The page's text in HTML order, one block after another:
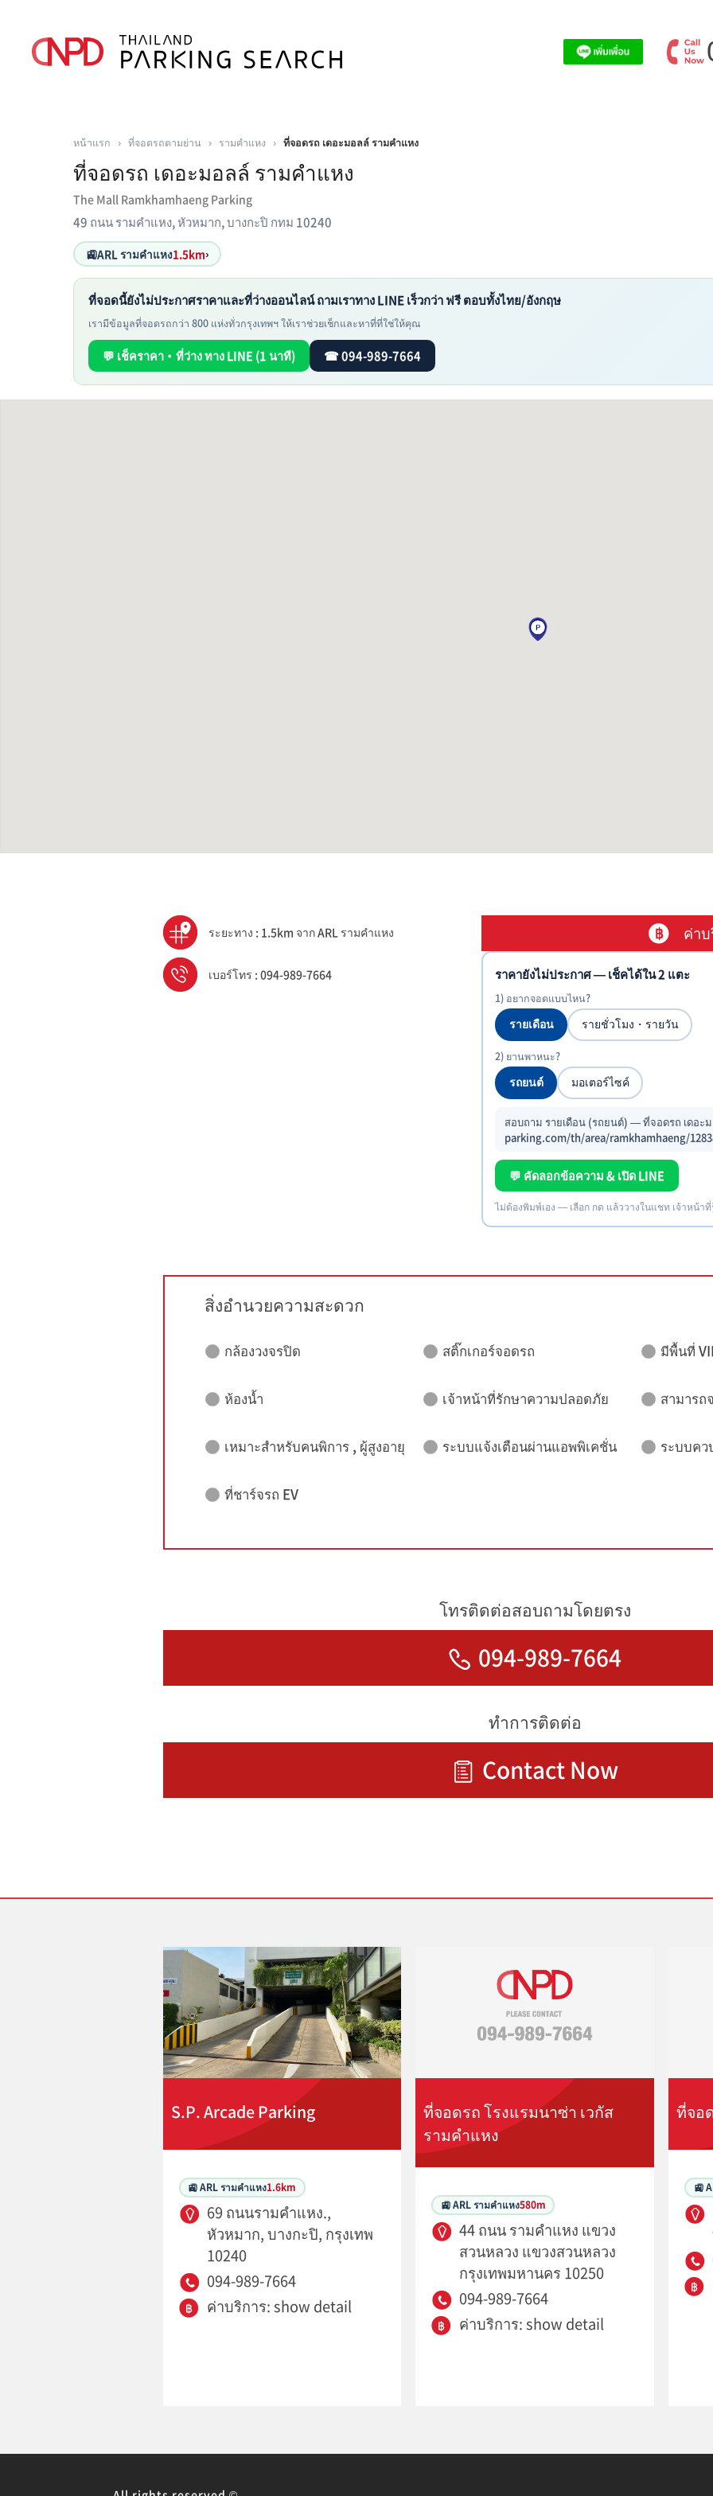
หน้าแรก › ที่จอดรถตามย่าน › รามคำแหง › ที่จอดรถ เดอะมอลล์ รามคำแหง
ที่จอดรถ เดอะมอลล์ รามคำแหง
The Mall Ramkhamhaeng Parking
49 ถนน รามคำแหง, หัวหมาก, บางกะปิ กทม 10240
🚉ARL รามคำแหง1.5km›
ที่จอดนี้ยังไม่ประกาศราคาและที่ว่างออนไลน์ ถามเราทาง LINE เร็วกว่า ฟรี ตอบทั้งไทย/อังกฤษ
เรามีข้อมูลที่จอดรถกว่า 800 แห่งทั่วกรุงเทพฯ ให้เราช่วยเช็กและหาที่ที่ใช่ให้คุณ
💬 เช็คราคา・ที่ว่าง ทาง LINE (1 นาที) ☎ 094-989-7664
ระยะทาง : 1.5km จาก ARL รามคำแหง
เบอร์โทร : 094-989-7664
ค่า
ราคายังไม่ประกาศ — เช็คได้ใน 2 แตะ
1) อยากจอดแบบไหน?
รายเดือน รายชั่วโมง・รายวัน
2) ยานพาหนะ?
รถยนต์ มอเตอร์ไซค์
สอบถาม รายเดือน (รถยนต์) — ที่จอดรถ เดอ
parking.com/th/area/ramkhamhaeng/
💬 คัดลอกข้อความ & เปิด LINE
ไม่ต้องพิมพ์เอง — เลือก กด แล้ววางในแชท เจ้าหน้า
สิ่งอำนวยความสะดวก
กล้องวงจรปิด สติ๊กเกอร์จอดรถ มีพื้นที่
ห้องน้ำ เจ้าหน้าที่รักษาความปลอดภัย สามารถ
เหมาะสำหรับคนพิการ , ผู้สูงอายุ ระบบแจ้งเตือนผ่านแอพพิเคชั่น ระบบค
ที่ชาร์จรถ EV
โทรติดต่อสอบถามโดยตรง
094-989-7664
ทำการติดต่อ
Contact Now
S.P. Arcade Parking
🚉 ARL รามคำแหง1.6km
69 ถนนรามคำแหง.,
หัวหมาก, บางกะปิ, กรุงเทพ
10240
094-989-7664
ค่าบริการ: show detail
ที่จอดรถ โรงแรมนาซ่า เวกัส
รามคำแหง
🚉 ARL รามคำแหง580m
44 ถนน รามคำแหง แขวง
สวนหลวง แขวงสวนหลวง
กรุงเทพมหานคร 10250
094-989-7664
ค่าบริการ: show detail
ที่จอ
🚉